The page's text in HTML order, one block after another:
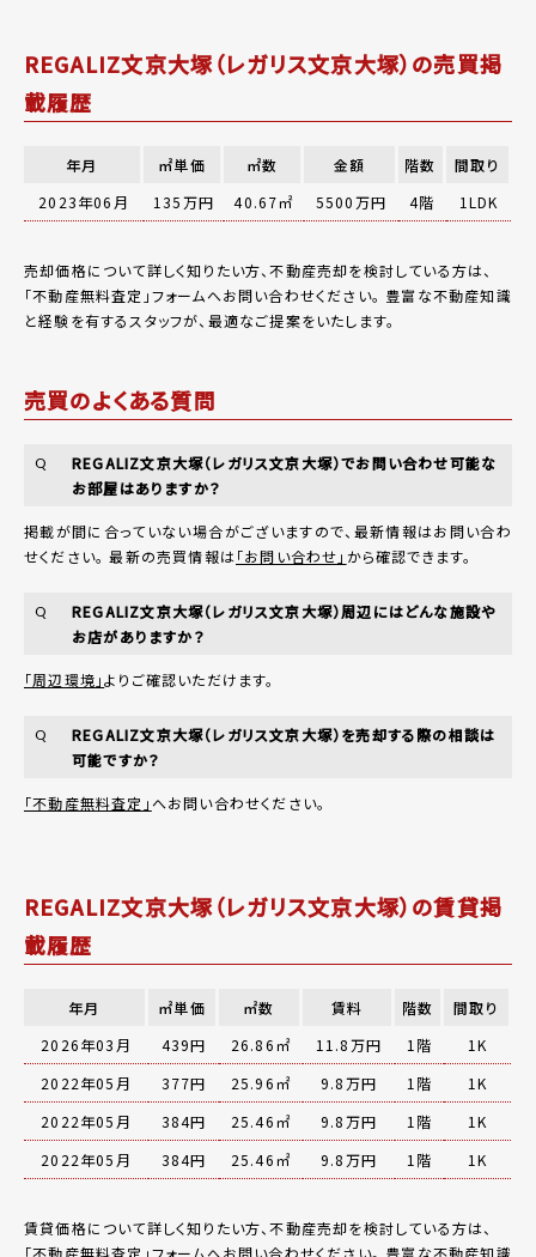
REGALIZ文京大塚（レガリス文京大塚）の売買掲
載履歴
年月 ㎡単価 ㎡数 金額 階数
間取り
2023年06月
135万円 40.67㎡ 5500万円 4階 1LDK
売却価格について詳しく知りたい方、不動産売却を検討している方は、
「不動産無料査定 」フォームへお問い合わせください。 豊富な不動産知識
と経験を有するスタッフが、最適なご提案をいたします。
売買のよくある質問
Q
REGALIZ文京大塚（レガリス文京大塚）でお問い合わせ可能な
お部屋はありますか？
掲載が間に合っていない場合がございますので、最新情報はお問い合わ
せください。 最新の売買情報は「お問い合わせ」 から確認できます。
Q
REGALIZ文京大塚（レガリス文京大塚）周辺にはどんな施設や
お店がありますか？
「周辺環境」よりご確認いただけます。
Q
REGALIZ文京大塚（レガリス文京大塚）を売却する際の相談は
可能ですか？
「不動産無料査定」へお問い合わせください。
REGALIZ文京大塚（レガリス文京大塚）の賃貸掲
載履歴
年月 ㎡単価 ㎡数 賃料 階数
間取り
2026年03月
439円 26.86㎡ 11.8万円 1階
1K
2022年05月
377円 25.96㎡ 9.8万円 1階
1K
2022年05月
384円 25.46㎡ 9.8万円 1階
1K
2022年05月
384円 25.46㎡ 9.8万円 1階 1K
賃貸価格について詳しく知りたい方、不動産売却を検討している方は、